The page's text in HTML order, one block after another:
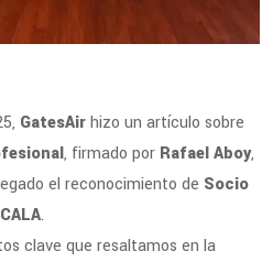
GatesAirhizo un artículo sobre
, firmado por Rafael Aboy,
el reconocimiento de Socio
.
clave que resaltamos en la